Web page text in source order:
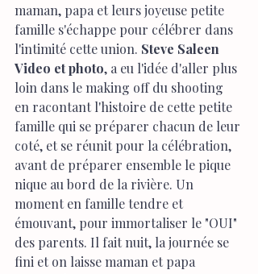
maman, papa et leurs joyeuse petite
famille s'échappe pour célébrer dans
l'intimité cette union. Steve Saleen
Video et photo, a eu l'idée d'aller plus
loin dans le making off du shooting
en racontant l'histoire de cette petite
famille qui se préparer chacun de leur
coté, et se réunit pour la célébration,
avant de préparer ensemble le pique
nique au bord de la rivière. Un
moment en famille tendre et
émouvant, pour immortaliser le "OUI"
des parents. Il fait nuit, la journée se
fini et on laisse maman et papa